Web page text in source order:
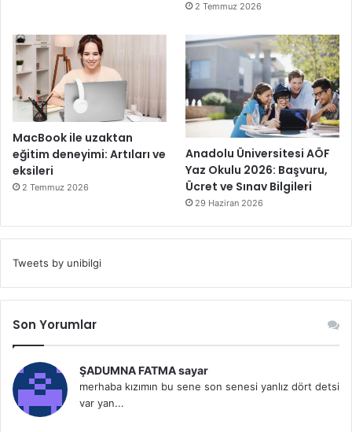
2 Temmuz 2026
MacBook ile uzaktan
eğitim deneyimi: Artıları ve
eksileri
2 Temmuz 2026
Anadolu Üniversitesi AÖF
Yaz Okulu 2026: Başvuru,
Ücret ve Sınav Bilgileri
29 Haziran 2026
Tweets by unibilgi
Son Yorumlar
ŞADUMNA FATMA sayar
merhaba kızımın bu sene son senesi yanlız dört detsi
var yan...